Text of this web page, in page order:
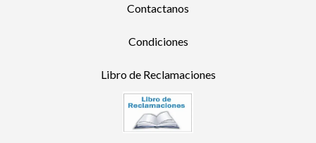
Contactanos
Condiciones
Libro de Reclamaciones